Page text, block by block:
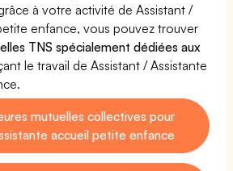
à votre activité de Assistant /
enfance, vous pouvez trouver
TNS spécialement dédiées aux
le travail de Assistant / Assistante
mutuelles collectives pour
accueil petite enfance